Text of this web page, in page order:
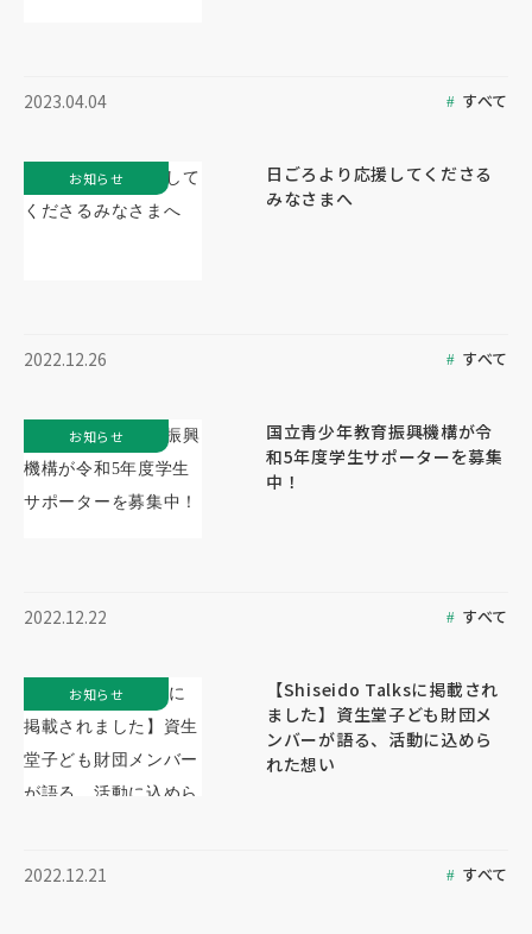
2023.04.04 すべて
日ごろより応援してくださる
みなさまへ
2022.12.26 すべて
お知らせ
国立青少年教育振興機構が令
和5年度学生サポーターを募集
中！
2022.12.22 すべて
お知らせ
【Shiseido Talksに掲載され
ました】資生堂子ども財団メ
ンバーが語る、活動に込めら
れた想い
2022.12.21 すべて
お知らせ